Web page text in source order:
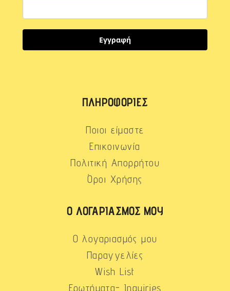
Εγγραφή
ΠΛΗΡΟΦΟΡΊΕΣ
Ποιοι είμαστε
Επικοινωνία
Πολιτική Απορρήτου
Όροι Χρήσης
Ο ΛΟΓΑΡΙΑΣΜΌΣ ΜΟΥ
Ο λογαριασμός μου
Παραγγελίες
Wish List
Ερωτήματα- Inquiries